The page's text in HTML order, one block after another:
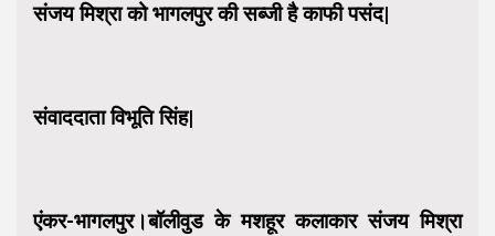
संजय मिश्रा को भागलपुर की सब्जी है काफी पसंद|
संवाददाता विभूति सिंह|
एंकर-भागलपुर।बॉलीवुड के मशहूर कलाकार संजय मिश्रा